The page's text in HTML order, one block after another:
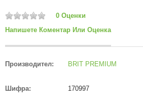
0 Оценки
Напишете Коментар Или Оценка
Производител: BRIT PREMIUM
Шифра: 170997